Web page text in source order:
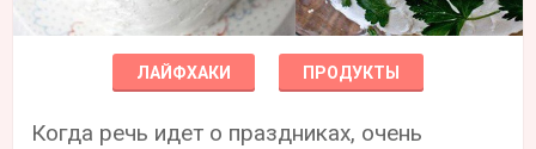
ЛАЙФХАКИ ПРОДУКТЫ
Когда речь идет о праздниках, очень